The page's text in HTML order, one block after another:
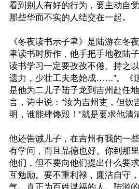
看到别人有好的行为，要主动自
那些华而不实的人结交在一起。
《冬夜读书示子聿》是陆游在冬
聿读书时所作，他手把手地教陆
读书学习一定要孜孜不倦、持之
遗力，少壮工夫老始成……”。《
是他为二儿子陆子龙到吉州赴任
言，诗中说：“汝为吉州吏，但饮
明，谁能肆馋毁！”就是要求他清
他还告诫儿子，在吉州有我的一
有学问，而且品德也好。你到那
他们，但不要向他们提出什么要
互勉励。要不重利禄，廉洁自守
气、真正为百姓谋福的人。陆游